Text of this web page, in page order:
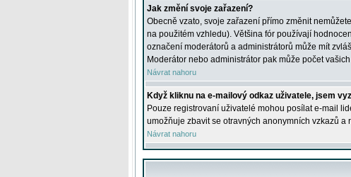
Jak změní svoje zařazení?
Obecně vzato, svoje zařazení přímo změnit
na použitém vzhledu). Většina fór používají
označení moderátorů a administrátorů může mít
Moderátor nebo administrátor pak může počet
Návrat nahoru
Když kliknu na e-mailový odkaz uživatele, jsem
Pouze registrovaní uživatelé mohou posílat e-mail
umožňuje zbavit se otravných anonymních vzkazů a
Návrat nahoru